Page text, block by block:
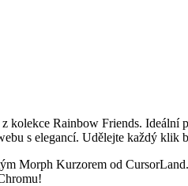
Rainbow Friends. Ideální
s elegancí. Udělejte každý klik
Morph Kurzorem od